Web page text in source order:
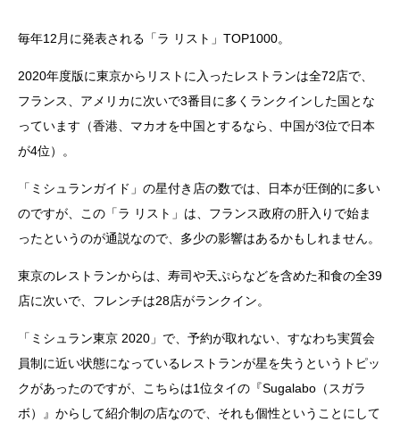
毎年12月に発表される「ラ リスト」TOP1000。
2020年度版に東京からリストに入ったレストランは全72店で、
フランス、アメリカに次いで3番目に多くランクインした国とな
っています（香港、マカオを中国とするなら、中国が3位で日本
が4位）。
「ミシュランガイド」の星付き店の数では、日本が圧倒的に多い
のですが、この「ラ リスト」は、フランス政府の肝入りで始ま
ったというのが通説なので、多少の影響はあるかもしれません。
東京のレストランからは、寿司や天ぷらなどを含めた和食の全39
店に次いで、フレンチは28店がランクイン。
「ミシュラン東京 2020」で、予約が取れない、すなわち実質会
員制に近い状態になっているレストランが星を失うというトピッ
クがあったのですが、こちらは1位タイの『Sugalabo（スガラ
ボ）』からして紹介制の店なので、それも個性ということにして